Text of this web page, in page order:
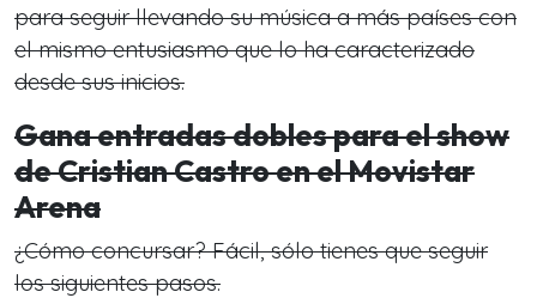
para seguir llevando su música a más países con
el mismo entusiasmo que lo ha caracterizado
desde sus inicios.
Gana entradas dobles para el show
de Cristian Castro en el Movistar
Arena
¿Cómo concursar? Fácil, sólo tienes que seguir
los siguientes pasos.